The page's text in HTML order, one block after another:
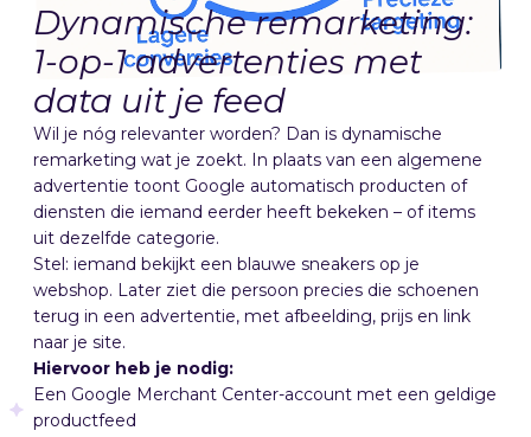
Dynamische remarketing:
1-op-1 advertenties met
data uit je feed
Wil je nóg relevanter worden? Dan is dynamische
remarketing wat je zoekt. In plaats van een algemene
advertentie toont Google automatisch producten of
diensten die iemand eerder heeft bekeken – of items
uit dezelfde categorie.
Stel: iemand bekijkt een blauwe sneakers op je
webshop. Later ziet die persoon precies die schoenen
terug in een advertentie, met afbeelding, prijs en link
naar je site.
Hiervoor heb je nodig:
Een Google Merchant Center-account met een geldige
productfeed